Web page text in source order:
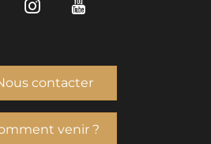
FacebookInstagram
contacter
venir ?